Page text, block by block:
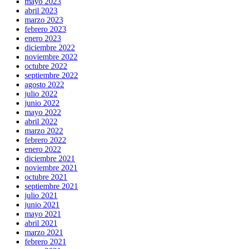
abril 2023
marzo 2023
febrero 2023
enero 2023
diciembre 2022
noviembre 2022
octubre 2022
septiembre 2022
agosto 2022
julio 2022
junio 2022
mayo 2022
abril 2022
marzo 2022
febrero 2022
enero 2022
diciembre 2021
noviembre 2021
octubre 2021
septiembre 2021
julio 2021
junio 2021
mayo 2021
abril 2021
marzo 2021
febrero 2021